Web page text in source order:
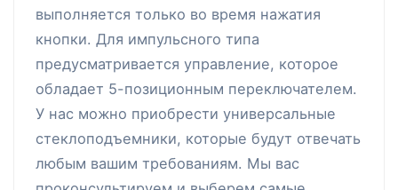
выполняется только во время нажатия
кнопки. Для импульсного типа
предусматривается управление, которое
обладает 5-позиционным переключателем.
У нас можно приобрести универсальные
стеклоподъемники, которые будут отвечать
любым вашим требованиям. Мы вас